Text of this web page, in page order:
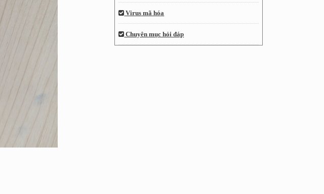
Virus mã hóa
Chuyên mục hỏi đáp